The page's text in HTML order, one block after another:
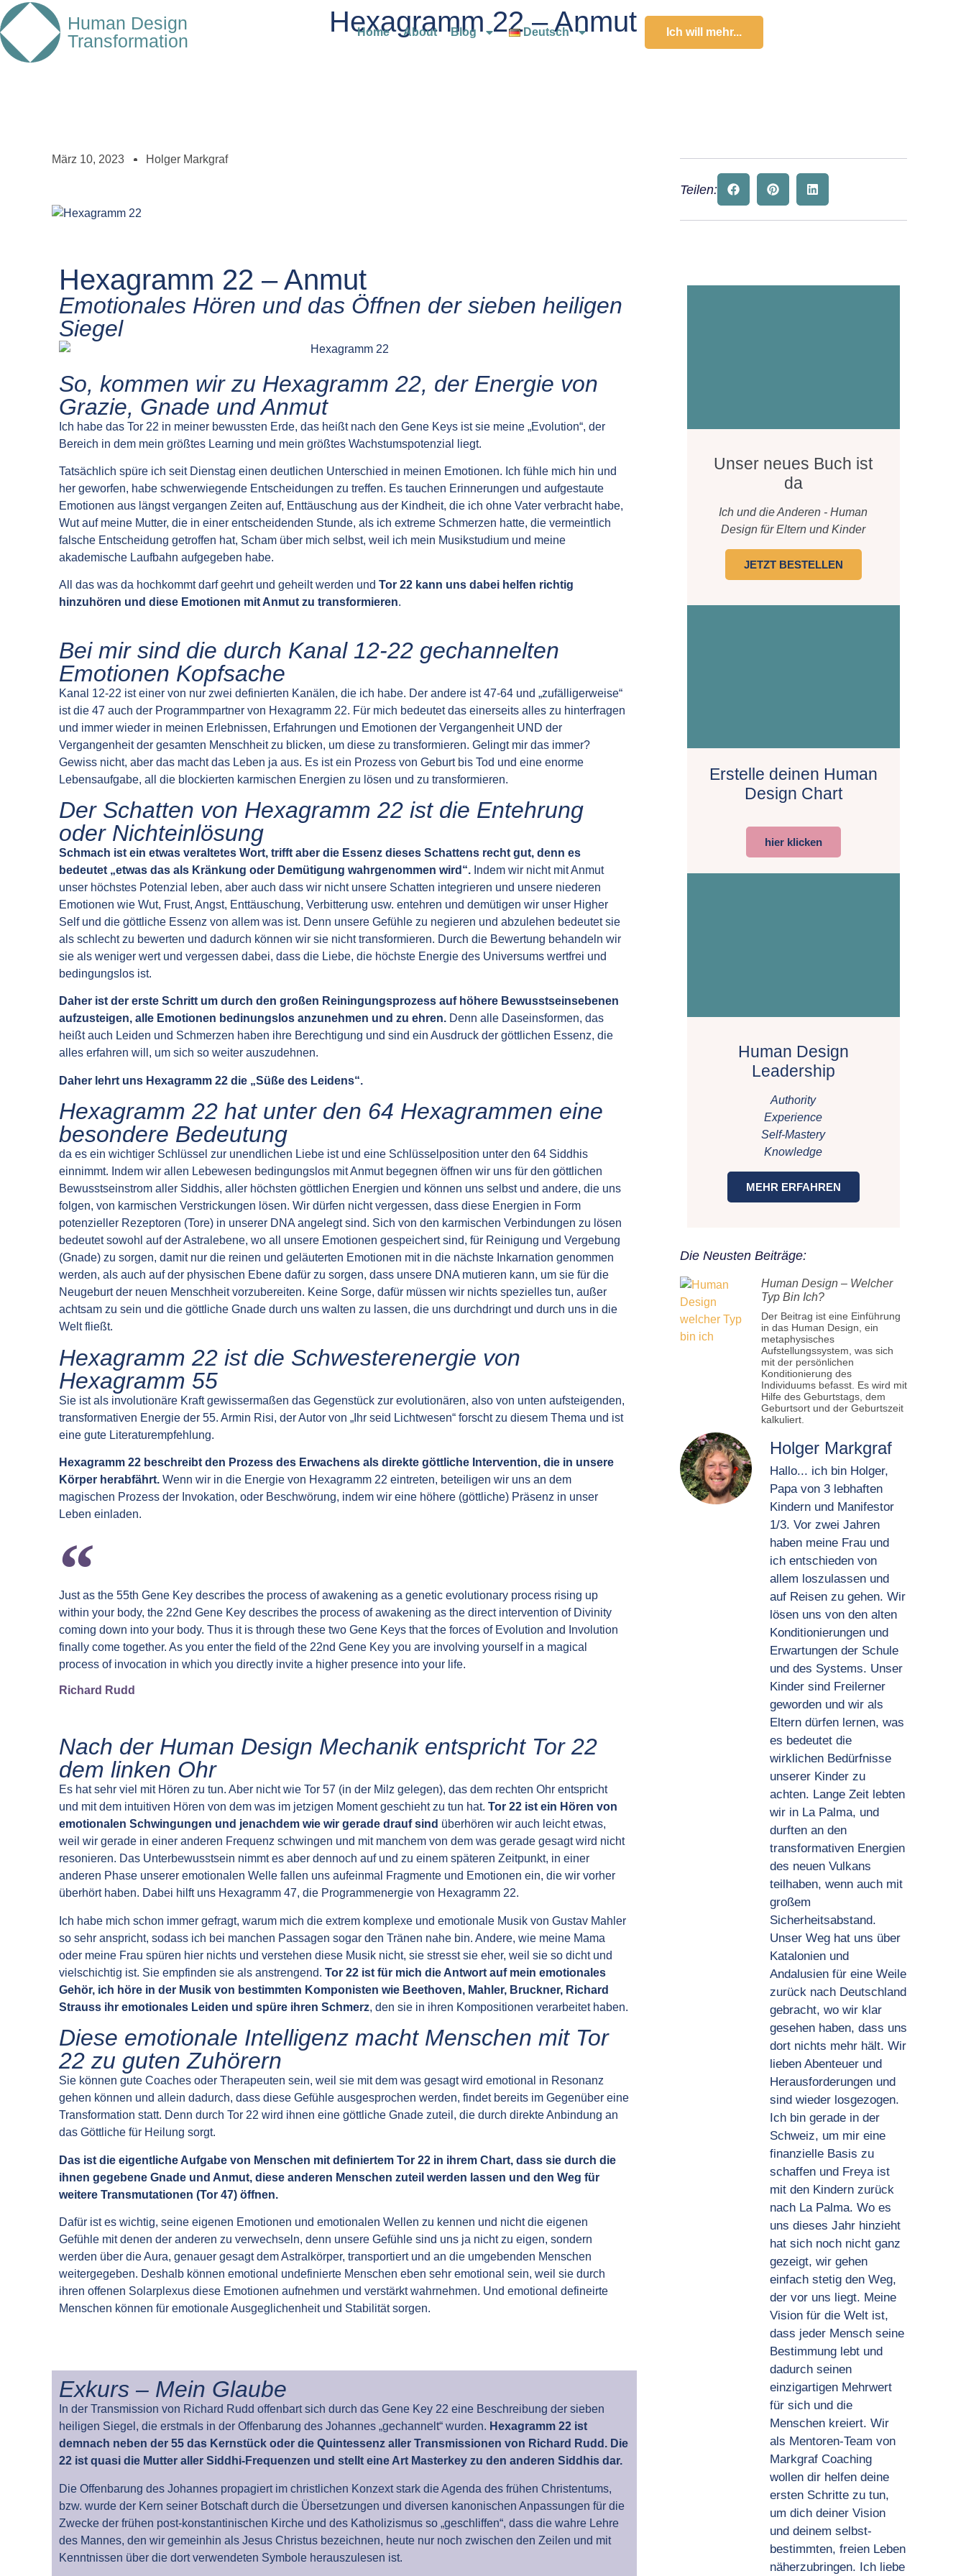
Human Design
Transformation
Home About Blog Deutsch Ich will mehr...
Hexagramm 22 – Anmut
März 10, 2023 Holger Markgraf
Hexagramm 22 – Anmut
Emotionales Hören und das Öffnen der sieben heiligen
Siegel
So, kommen wir zu Hexagramm 22, der Energie von
Grazie, Gnade und Anmut
Ich habe das Tor 22 in meiner bewussten Erde, das heißt nach den Gene Keys ist sie meine „Evolution“, der
Bereich in dem mein größtes Learning und mein größtes Wachstumspotenzial liegt.
Tatsächlich spüre ich seit Dienstag einen deutlichen Unterschied in meinen Emotionen. Ich fühle mich hin und
her geworfen, habe schwerwiegende Entscheidungen zu treffen. Es tauchen Erinnerungen und aufgestaute
Emotionen aus längst vergangen Zeiten auf, Enttäuschung aus der Kindheit, die ich ohne Vater verbracht habe,
Wut auf meine Mutter, die in einer entscheidenden Stunde, als ich extreme Schmerzen hatte, die vermeintlich
falsche Entscheidung getroffen hat, Scham über mich selbst, weil ich mein Musikstudium und meine
akademische Laufbahn aufgegeben habe.
All das was da hochkommt darf geehrt und geheilt werden und Tor 22 kann uns dabei helfen richtig
hinzuhören und diese Emotionen mit Anmut zu transformieren.
Bei mir sind die durch Kanal 12-22 gechannelten
Emotionen Kopfsache
Kanal 12-22 ist einer von nur zwei definierten Kanälen, die ich habe. Der andere ist 47-64 und „zufälligerweise“
ist die 47 auch der Programmpartner von Hexagramm 22. Für mich bedeutet das einerseits alles zu hinterfragen
und immer wieder in meinen Erlebnissen, Erfahrungen und Emotionen der Vergangenheit UND der
Vergangenheit der gesamten Menschheit zu blicken, um diese zu transformieren. Gelingt mir das immer?
Gewiss nicht, aber das macht das Leben ja aus. Es ist ein Prozess von Geburt bis Tod und eine enorme
Lebensaufgabe, all die blockierten karmischen Energien zu lösen und zu transformieren.
Der Schatten von Hexagramm 22 ist die Entehrung
oder Nichteinlösung
Schmach ist ein etwas veraltetes Wort, trifft aber die Essenz dieses Schattens recht gut, denn es
bedeutet „etwas das als Kränkung oder Demütigung wahrgenommen wird“. Indem wir nicht mit Anmut
unser höchstes Potenzial leben, aber auch dass wir nicht unsere Schatten integrieren und unsere niederen
Emotionen wie Wut, Frust, Angst, Enttäuschung, Verbitterung usw. entehren und demütigen wir unser Higher
Self und die göttliche Essenz von allem was ist. Denn unsere Gefühle zu negieren und abzulehen bedeutet sie
als schlecht zu bewerten und dadurch können wir sie nicht transformieren. Durch die Bewertung behandeln wir
sie als weniger wert und vergessen dabei, dass die Liebe, die höchste Energie des Universums wertfrei und
bedingungslos ist.
Daher ist der erste Schritt um durch den großen Reiningungsprozess auf höhere Bewusstseinsebenen
aufzusteigen, alle Emotionen bedinungslos anzunehmen und zu ehren. Denn alle Daseinsformen, das
heißt auch Leiden und Schmerzen haben ihre Berechtigung und sind ein Ausdruck der göttlichen Essenz, die
alles erfahren will, um sich so weiter auszudehnen.
Daher lehrt uns Hexagramm 22 die „Süße des Leidens“.
Hexagramm 22 hat unter den 64 Hexagrammen eine
besondere Bedeutung
da es ein wichtiger Schlüssel zur unendlichen Liebe ist und eine Schlüsselposition unter den 64 Siddhis
einnimmt. Indem wir allen Lebewesen bedingungslos mit Anmut begegnen öffnen wir uns für den göttlichen
Bewusstseinstrom aller Siddhis, aller höchsten göttlichen Energien und können uns selbst und andere, die uns
folgen, von karmischen Verstrickungen lösen. Wir dürfen nicht vergessen, dass diese Energien in Form
potenzieller Rezeptoren (Tore) in unserer DNA angelegt sind. Sich von den karmischen Verbindungen zu lösen
bedeutet sowohl auf der Astralebene, wo all unsere Emotionen gespeichert sind, für Reinigung und Vergebung
(Gnade) zu sorgen, damit nur die reinen und geläuterten Emotionen mit in die nächste Inkarnation genommen
werden, als auch auf der physischen Ebene dafür zu sorgen, dass unsere DNA mutieren kann, um sie für die
Neugeburt der neuen Menschheit vorzubereiten. Keine Sorge, dafür müssen wir nichts spezielles tun, außer
achtsam zu sein und die göttliche Gnade durch uns walten zu lassen, die uns durchdringt und durch uns in die
Welt fließt.
Hexagramm 22 ist die Schwesterenergie von
Hexagramm 55
Sie ist als involutionäre Kraft gewissermaßen das Gegenstück zur evolutionären, also von unten aufsteigenden,
transformativen Energie der 55. Armin Risi, der Autor von „Ihr seid Lichtwesen“ forscht zu diesem Thema und ist
eine gute Literaturempfehlung.
Hexagramm 22 beschreibt den Prozess des Erwachens als direkte göttliche Intervention, die in unsere
Körper herabfährt. Wenn wir in die Energie von Hexagramm 22 eintreten, beteiligen wir uns an dem
magischen Prozess der Invokation, oder Beschwörung, indem wir eine höhere (göttliche) Präsenz in unser
Leben einladen.
Just as the 55th Gene Key describes the process of awakening as a genetic evolutionary process rising up
within your body, the 22nd Gene Key describes the process of awakening as the direct intervention of Divinity
coming down into your body. Thus it is through these two Gene Keys that the forces of Evolution and Involution
finally come together. As you enter the field of the 22nd Gene Key you are involving yourself in a magical
process of invocation in which you directly invite a higher presence into your life.
Richard Rudd
Nach der Human Design Mechanik entspricht Tor 22
dem linken Ohr
Es hat sehr viel mit Hören zu tun. Aber nicht wie Tor 57 (in der Milz gelegen), das dem rechten Ohr entspricht
und mit dem intuitiven Hören von dem was im jetzigen Moment geschieht zu tun hat. Tor 22 ist ein Hören von
emotionalen Schwingungen und jenachdem wie wir gerade drauf sind überhören wir auch leicht etwas,
weil wir gerade in einer anderen Frequenz schwingen und mit manchem von dem was gerade gesagt wird nicht
resonieren. Das Unterbewusstsein nimmt es aber dennoch auf und zu einem späteren Zeitpunkt, in einer
anderen Phase unserer emotionalen Welle fallen uns aufeinmal Fragmente und Emotionen ein, die wir vorher
überhört haben. Dabei hilft uns Hexagramm 47, die Programmenergie von Hexagramm 22.
Ich habe mich schon immer gefragt, warum mich die extrem komplexe und emotionale Musik von Gustav Mahler
so sehr anspricht, sodass ich bei manchen Passagen sogar den Tränen nahe bin. Andere, wie meine Mama
oder meine Frau spüren hier nichts und verstehen diese Musik nicht, sie stresst sie eher, weil sie so dicht und
vielschichtig ist. Sie empfinden sie als anstrengend. Tor 22 ist für mich die Antwort auf mein emotionales
Gehör, ich höre in der Musik von bestimmten Komponisten wie Beethoven, Mahler, Bruckner, Richard
Strauss ihr emotionales Leiden und spüre ihren Schmerz, den sie in ihren Kompositionen verarbeitet haben.
Diese emotionale Intelligenz macht Menschen mit Tor
22 zu guten Zuhörern
Sie können gute Coaches oder Therapeuten sein, weil sie mit dem was gesagt wird emotional in Resonanz
gehen können und allein dadurch, dass diese Gefühle ausgesprochen werden, findet bereits im Gegenüber eine
Transformation statt. Denn durch Tor 22 wird ihnen eine göttliche Gnade zuteil, die durch direkte Anbindung an
das Göttliche für Heilung sorgt.
Das ist die eigentliche Aufgabe von Menschen mit definiertem Tor 22 in ihrem Chart, dass sie durch die
ihnen gegebene Gnade und Anmut, diese anderen Menschen zuteil werden lassen und den Weg für
weitere Transmutationen (Tor 47) öffnen.
Dafür ist es wichtig, seine eigenen Emotionen und emotionalen Wellen zu kennen und nicht die eigenen
Gefühle mit denen der anderen zu verwechseln, denn unsere Gefühle sind uns ja nicht zu eigen, sondern
werden über die Aura, genauer gesagt dem Astralkörper, transportiert und an die umgebenden Menschen
weitergegeben. Deshalb können emotional undefinierte Menschen eben sehr emotional sein, weil sie durch
ihren offenen Solarplexus diese Emotionen aufnehmen und verstärkt wahrnehmen. Und emotional defineirte
Menschen können für emotionale Ausgeglichenheit und Stabilität sorgen.
Exkurs – Mein Glaube
In der Transmission von Richard Rudd offenbart sich durch das Gene Key 22 eine Beschreibung der sieben
heiligen Siegel, die erstmals in der Offenbarung des Johannes „gechannelt“ wurden. Hexagramm 22 ist
demnach neben der 55 das Kernstück oder die Quintessenz aller Transmissionen von Richard Rudd. Die
22 ist quasi die Mutter aller Siddhi-Frequenzen und stellt eine Art Masterkey zu den anderen Siddhis dar.
Die Offenbarung des Johannes propagiert im christlichen Konzext stark die Agenda des frühen Christentums,
bzw. wurde der Kern seiner Botschaft durch die Übersetzungen und diversen kanonischen Anpassungen für die
Zwecke der frühen post-konstantinischen Kirche und des Katholizismus so „geschliffen“, dass die wahre Lehre
des Mannes, den wir gemeinhin als Jesus Christus bezeichnen, heute nur noch zwischen den Zeilen und mit
Kenntnissen über die dort verwendeten Symbole herauszulesen ist.
Teilen:
Unser neues Buch ist
da
Ich und die Anderen - Human
Design für Eltern und Kinder
JETZT BESTELLEN
Erstelle deinen Human
Design Chart
hier klicken
Human Design
Leadership
Authority
Experience
Self-Mastery
Knowledge
MEHR ERFAHREN
Die Neusten Beiträge:
Human Design – Welcher
Typ Bin Ich?
Der Beitrag ist eine Einführung
in das Human Design, ein
metaphysisches
Aufstellungssystem, was sich
mit der persönlichen
Konditionierung des
Individuums befasst. Es wird mit
Hilfe des Geburtstags, dem
Geburtsort und der Geburtszeit
kalkuliert.
Holger Markgraf
Hallo... ich bin Holger,
Papa von 3 lebhaften
Kindern und Manifestor
1/3. Vor zwei Jahren
haben meine Frau und
ich entschieden von
allem loszulassen und
auf Reisen zu gehen. Wir
lösen uns von den alten
Konditionierungen und
Erwartungen der Schule
und des Systems. Unser
Kinder sind Freilerner
geworden und wir als
Eltern dürfen lernen, was
es bedeutet die
wirklichen Bedürfnisse
unserer Kinder zu
achten. Lange Zeit lebten
wir in La Palma, und
durften an den
transformativen Energien
des neuen Vulkans
teilhaben, wenn auch mit
großem
Sicherheitsabstand.
Unser Weg hat uns über
Katalonien und
Andalusien für eine Weile
zurück nach Deutschland
gebracht, wo wir klar
gesehen haben, dass uns
dort nichts mehr hält. Wir
lieben Abenteuer und
Herausforderungen und
sind wieder losgezogen.
Ich bin gerade in der
Schweiz, um mir eine
finanzielle Basis zu
schaffen und Freya ist
mit den Kindern zurück
nach La Palma. Wo es
uns dieses Jahr hinzieht
hat sich noch nicht ganz
gezeigt, wir gehen
einfach stetig den Weg,
der vor uns liegt. Meine
Vision für die Welt ist,
dass jeder Mensch seine
Bestimmung lebt und
dadurch seinen
einzigartigen Mehrwert
für sich und die
Menschen kreiert. Wir
als Mentoren-Team von
Markgraf Coaching
wollen dir helfen deine
ersten Schritte zu tun,
um dich deiner Vision
und deinem selbst-
bestimmten, freien Leben
näherzubringen. Ich liebe